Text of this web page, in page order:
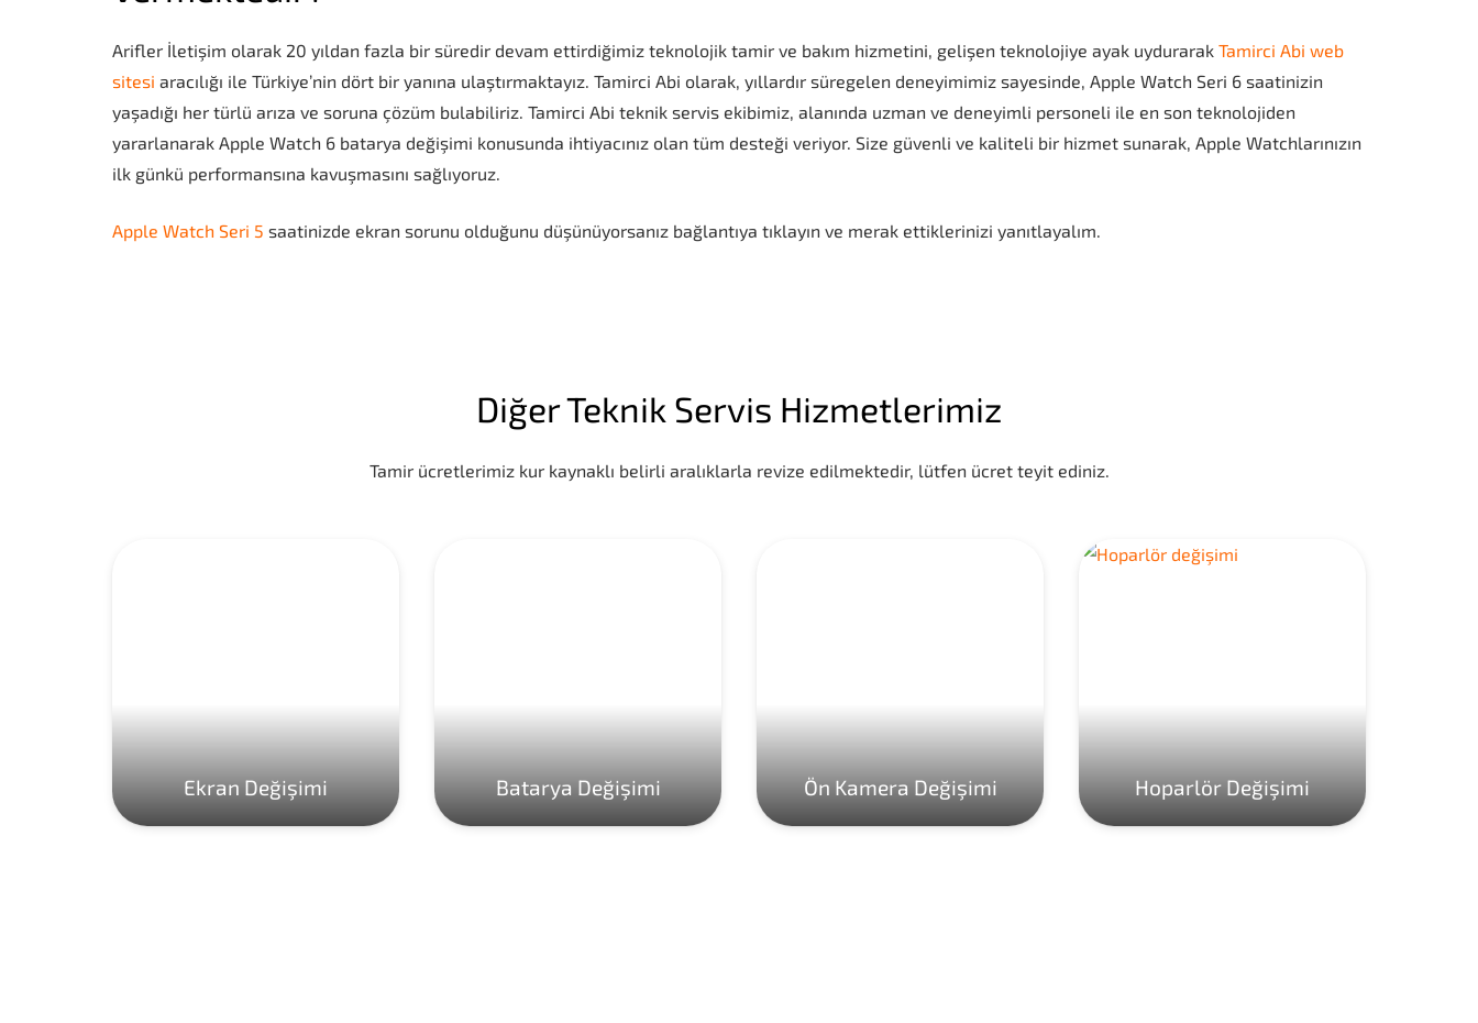
Arifler İletişim olarak 20 yıldan fazla bir süredir devam ettirdiğimiz teknolojik tamir ve bakım hizmetini, gelişen teknolojiye ayak uydurarak Tamirci Abi web
sitesi aracılığı ile Türkiye’nin dört bir yanına ulaştırmaktayız. Tamirci Abi olarak, yıllardır süregelen deneyimimiz sayesinde, Apple Watch Seri 6 saatinizin
yaşadığı her türlü arıza ve soruna çözüm bulabiliriz. Tamirci Abi teknik servis ekibimiz, alanında uzman ve deneyimli personeli ile en son teknolojiden
yararlanarak Apple Watch 6 batarya değişimi konusunda ihtiyacınız olan tüm desteği veriyor. Size güvenli ve kaliteli bir hizmet sunarak, Apple Watchlarınızın
ilk günkü performansına kavuşmasını sağlıyoruz.
Apple Watch Seri 5 saatinizde ekran sorunu olduğunu düşünüyorsanız bağlantıya tıklayın ve merak ettiklerinizi yanıtlayalım.
Diğer Teknik Servis Hizmetlerimiz
Tamir ücretlerimiz kur kaynaklı belirli aralıklarla revize edilmektedir, lütfen ücret teyit ediniz.
Ekran Değişimi Batarya Değişimi Ön Kamera Değişimi Hoparlör Değişimi